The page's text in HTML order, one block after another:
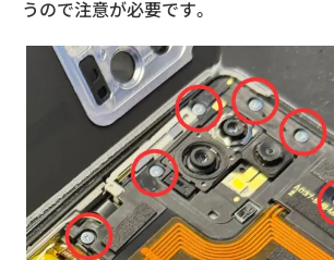
うので注意が必要です。